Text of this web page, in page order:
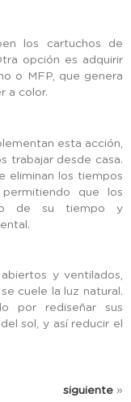
los cartuchos de
opción es adquirir
o MFP, que genera
a color.
esta acción,
trabajar desde casa.
eliminan los tiempos
que los
de su tiempo y
y ventilados,
cuele la luz natural.
por rediseñar sus
sol, y así reducir el
siguiente »